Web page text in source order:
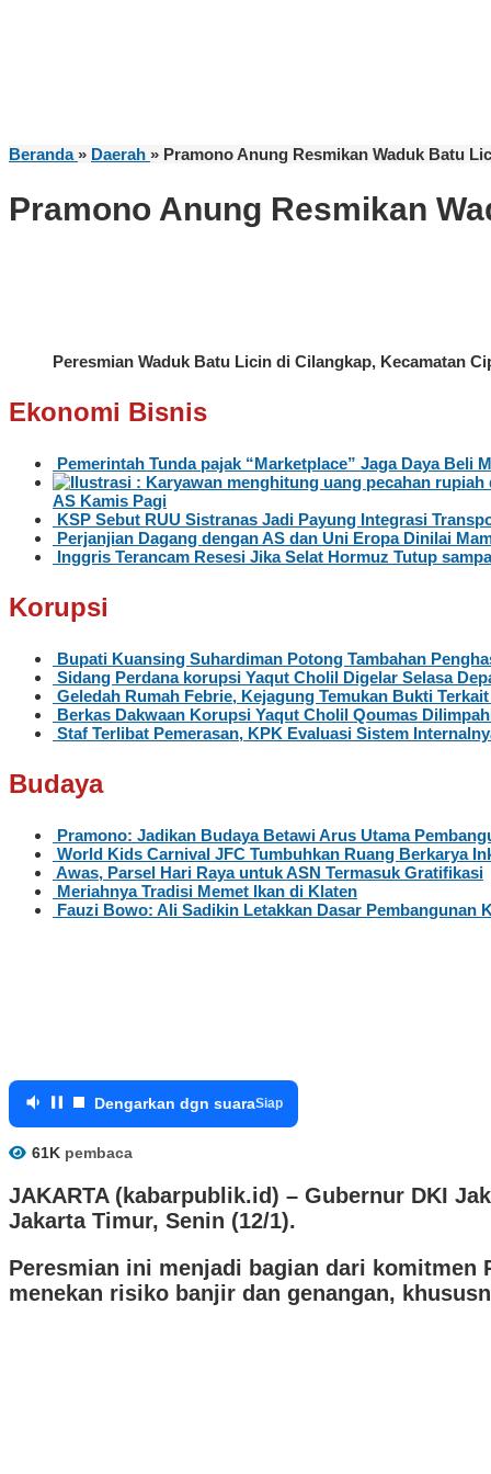
Beranda » Daerah » Pramono Anung Resmikan Waduk Batu
Pramono Anung Resmikan
Peresmian Waduk Batu Licin di Cilangkap, Kecamatan
Ekonomi Bisnis
Pemerintah Tunda pajak “Marketplace” Jaga Daya Beli
AS Kamis Pagi
KSP Sebut RUU Sistranas Jadi Payung Integrasi
Perjanjian Dagang dengan AS dan Uni Eropa Dinilai
Inggris Terancam Resesi Jika Selat Hormuz Tutup
Korupsi
Bupati Kuansing Suhardiman Potong Tambahan
Sidang Perdana korupsi Yaqut Cholil Digelar Selasa
Geledah Rumah Febrie, Kejagung Temukan Bukti Terkait
Berkas Dakwaan Korupsi Yaqut Cholil Qoumas
Staf Terlibat Pemerasan, KPK Evaluasi Sistem
Budaya
Pramono: Jadikan Budaya Betawi Arus Utama
World Kids Carnival JFC Tumbuhkan Ruang Berkarya
Awas, Parsel Hari Raya untuk ASN Termasuk Gratifikasi
Meriahnya Tradisi Memet Ikan di Klaten
Fauzi Bowo: Ali Sadikin Letakkan Dasar Pembangunan
Dengarkan dgn suaraSiap
61K pembaca
JAKARTA (kabarpublik.id) – Gubernur DKI
Jakarta Timur, Senin (12/1).
Peresmian ini menjadi bagian dari komitmen
menekan risiko banjir dan genangan,